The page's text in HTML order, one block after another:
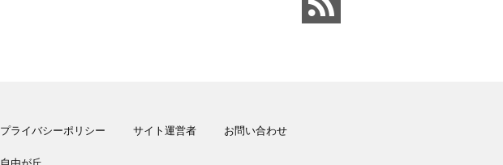
プライバシーポリシー サイト運営者 お問い合わせ